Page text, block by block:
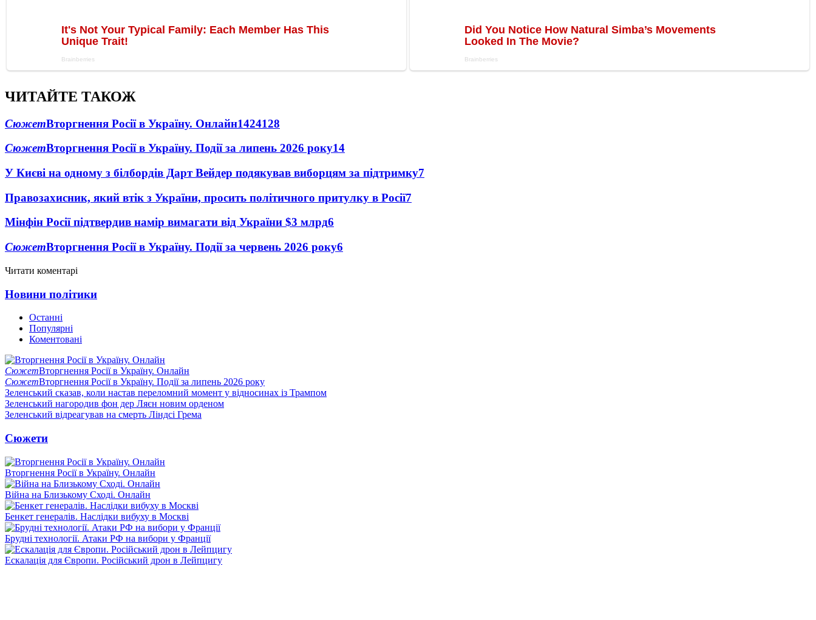
ЧИТАЙТЕ ТАКОЖ
СюжетВторгнення Росії в Україну. Онлайн1424128
СюжетВторгнення Росії в Україну. Події за липень 2026 року14
У Києві на одному з білбордів Дарт Вейдер подякував виборцям за підтримку7
Правозахисник, який втік з України, просить політичного притулку в Росії7
Мінфін Росії підтвердив намір вимагати від України $3 млрд6
СюжетВторгнення Росії в Україну. Події за червень 2026 року6
Читати коментарі
Новини політики
Останні
Популярні
Коментовані
СюжетВторгнення Росії в Україну. Онлайн
СюжетВторгнення Росії в Україну. Події за липень 2026 року
Зеленський сказав, коли настав переломний момент у відносинах із Трампом
Зеленський нагородив фон дер Ляєн новим орденом
Зеленський відреагував на смерть Ліндсі Грема
Сюжети
Вторгнення Росії в Україну. Онлайн
Війна на Близькому Сході. Онлайн
Бенкет генералів. Наслідки вибуху в Москві
Брудні технології. Атаки РФ на вибори у Франції
Ескалація для Європи. Російський дрон в Лейпцигу